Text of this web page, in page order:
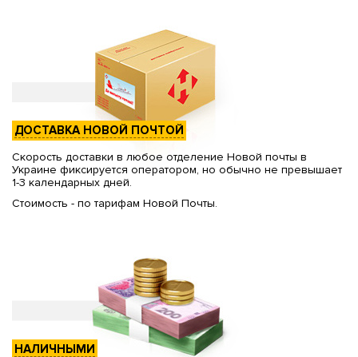
ДОСТАВКА НОВОЙ ПОЧТОЙ
Скорость доставки в любое отделение Новой почты в
Украине фиксируется оператором, но обычно не превышает
1-3 календарных дней.
Стоимость - по тарифам Новой Почты.
НАЛИЧНЫМИ